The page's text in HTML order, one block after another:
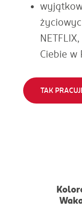
Ciebie w
TAK